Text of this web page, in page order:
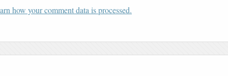
how your comment data is processed.